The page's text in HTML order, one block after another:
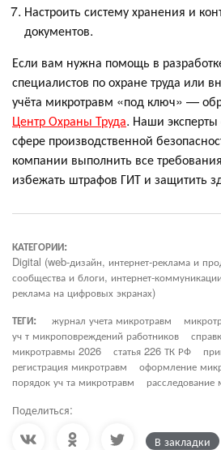
Настроить систему хранения и
документов.
Если вам нужна помощь в
специалистов по охране труда или
учёта микротравм «под ключ» —
Центр Охраны Труда. Наши
сфере производственной
компании выполнить все
избежать штрафов ГИТ и защитить
КАТЕГОРИИ:
Digital (web-дизайн, интернет-реклама и
сообщества и блоги, интернет-
реклама на цифровых экранах)
ТЕГИ:
журнал учета микротравм
уч т микроповреждений работников
микротравмы 2026
статья 226 ТК РФ
регистрация микротравм
оформление
порядок уч та микротравм
Поделиться:
В закладки